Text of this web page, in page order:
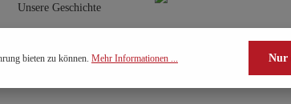
Unsere Geschichte
bieten zu können. Mehr Informationen ... Nur